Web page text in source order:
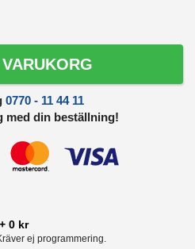
0770 - 11 44 11
med din beställning!
+ 0 kr
ej programmering.